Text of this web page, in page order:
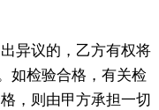
异议的，乙方有权将
如检验合格，有关检
，则由甲方承担一切